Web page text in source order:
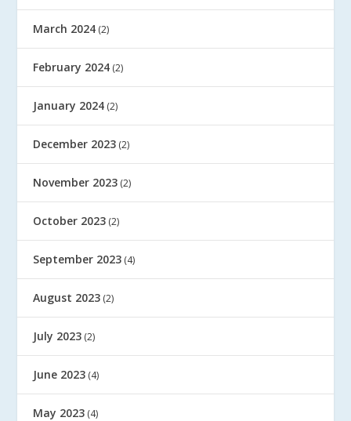
March 2024 (2)
February 2024 (2)
January 2024 (2)
December 2023 (2)
November 2023 (2)
October 2023 (2)
September 2023 (4)
August 2023 (2)
July 2023 (2)
June 2023 (4)
May 2023 (4)